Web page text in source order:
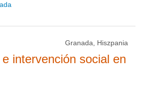
Granada, Hiszpania
intervención social en